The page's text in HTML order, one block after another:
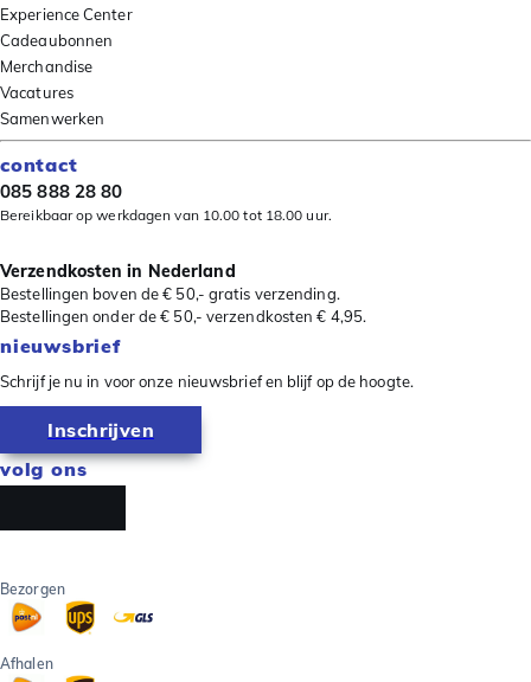
Experience Center
Cadeaubonnen
Merchandise
Vacatures
Samenwerken
contact
085 888 28 80
Bereikbaar op werkdagen van 10.00 tot 18.00 uur.
Verzendkosten in Nederland
Bestellingen boven de € 50,- gratis verzending.
Bestellingen onder de € 50,- verzendkosten € 4,95.
nieuwsbrief
Schrijf je nu in voor onze nieuwsbrief en blijf op de hoogte.
Inschrijven
volg ons
Bezorgen
Afhalen